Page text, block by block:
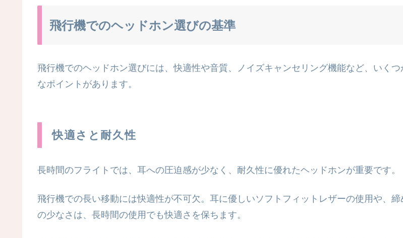
飛行機でのヘッドホン選びの基準
飛行機でのヘッドホン選びには、快適性や音質、ノイズキャンセリング機能など、いくつ
なポイントがあります。
快適さと耐久性
長時間のフライトでは、耳への圧迫感が少なく、耐久性に優れたヘッドホンが重要です。
飛行機での長い移動には快適性が不可欠。耳に優しいソフトフィットレザーの使用や、締
の少なさは、長時間の使用でも快適さを保ちます。